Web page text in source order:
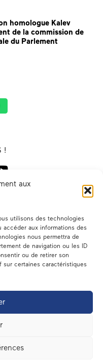
aux
utilisons des technologies
aux informations des
nous permettra de
de navigation ou les ID
ou de retirer son
certaines caractéristiques
homologue Kalev
de la commission de
du Parlement
!